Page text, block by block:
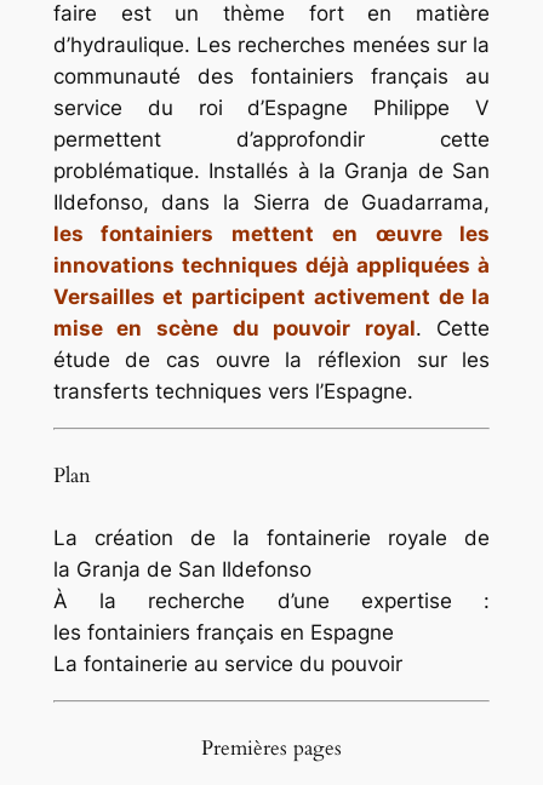
faire est un thème fort en matière
d’hydraulique. Les recherches menées sur la
communauté des fontainiers français au
service du roi d’Espagne Philippe V
permettent d’approfondir cette
problématique. Installés à la Granja de San
Ildefonso, dans la Sierra de Guadarrama,
les fontainiers mettent en œuvre les
innovations techniques déjà appliquées à
Versailles et participent activement de la
mise en scène du pouvoir royal. Cette
étude de cas ouvre la réflexion sur les
transferts techniques vers l’Espagne.
Plan
La création de la fontainerie royale de
la Granja de San Ildefonso
À la recherche d’une expertise :
les fontainiers français en Espagne
La fontainerie au service du pouvoir
Premières pages